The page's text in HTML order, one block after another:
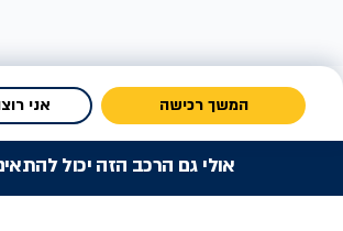
המשך רכישה אני
אולי גם הרכב הזה יכול